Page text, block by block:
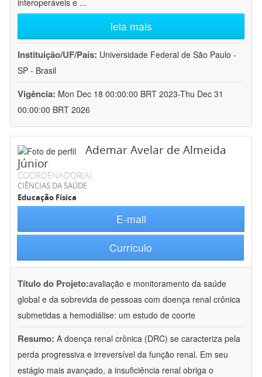
interoperáveis e ...
leia mais
Instituição/UF/País: Universidade Federal de São Paulo -
SP - Brasil
Vigência: Mon Dec 18 00:00:00 BRT 2023-Thu Dec 31
00:00:00 BRT 2026
Ademar Avelar de Almeida
Júnior
COORDENADOR(A)
CIÊNCIAS DA SAÚDE
Educação Física
E-mail
Currículo
Título do Projeto:avaliação e monitoramento da saúde
global e da sobrevida de pessoas com doença renal crônica
submetidas a hemodiálise: um estudo de coorte
Resumo: A doença renal crônica (DRC) se caracteriza pela
perda progressiva e irreversível da função renal. Em seu
estágio mais avançado, a insuficiência renal obriga o